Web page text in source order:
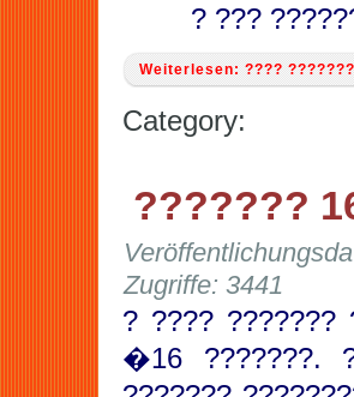
? ???
Weiterlesen: ????
Category:
???????
Zugriffe: 3441
? ???? ???????
�16 ???????.